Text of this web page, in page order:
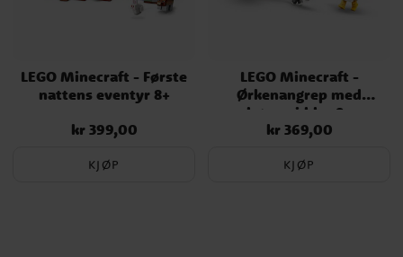
LEGO Minecraft - Første
nattens eventyr 8+
Pris:kr 399,00
kr 399,00
KJØP
LEGO Minecraft -
Ørkenangrep med
hønseridder 9+
Pris:kr 369,00
kr 369,00
KJØP